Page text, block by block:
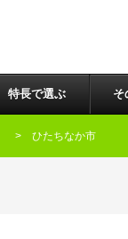
$replace, $buffer); return
特長で選ぶ そ
ひたちなか市